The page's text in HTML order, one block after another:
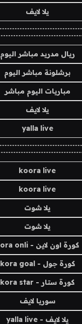
يلا لايف
ريال مدريد مباشر اليوم
برشلونة مباشر اليوم
مباريات اليوم مباشر
يلا لايف
yalla live
koora live
koora live
يلا شوت
يلا شوت
كورة اون لاين - kora onli
كورة جول - kora goal
كورة ستار - kora star
سوريا لايف
يلا لايف - yalla live